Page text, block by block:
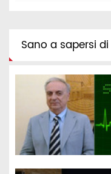
Sano a sapersi di